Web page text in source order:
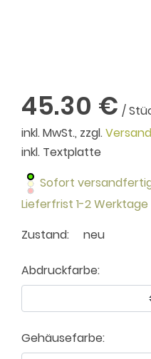
45.30 € /
inkl. MwSt., zzgl.
inkl. Textplatte
Sofort
Lieferfrist 1-2 Werktage
Zustand:
neu
Abdruckfarbe:
Gehäusefarbe: